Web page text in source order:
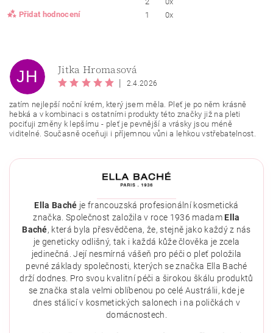
Přidat hodnocení
1
0x
Vložením hodnocení souhlasíte sezásadami ochrany
osobních údajů.
JH Jitka Hromasová
| 2.4.2026
zatím nejlepší noční krém, který jsem měla. Pleť je po něm krásně
hebká a v kombinaci s ostatními produkty této značky již na pleti
pociťuji změny k lepšímu - pleť je pevnější a vrásky jsou méně
viditelné. Současně oceňuji i příjemnou vůni a lehkou vstřebatelnost.
Ella Baché je francouzská profesionální kosmetická
značka. Společnost založila v roce 1936 madam Ella
Baché, která byla přesvědčena, že, stejně jako každý z nás
je geneticky odlišný, tak i každá kůže člověka je zcela
jedinečná. Její nesmírná vášeň pro péči o pleť položila
pevné základy společnosti, kterých se značka Ella Baché
drží dodnes. Pro svou kvalitní péči a širokou škálu produktů
se značka stala velmi oblíbenou po celé Austrálii, kde je
dnes stálicí v kosmetických salonech i na poličkách v
domácnostech.